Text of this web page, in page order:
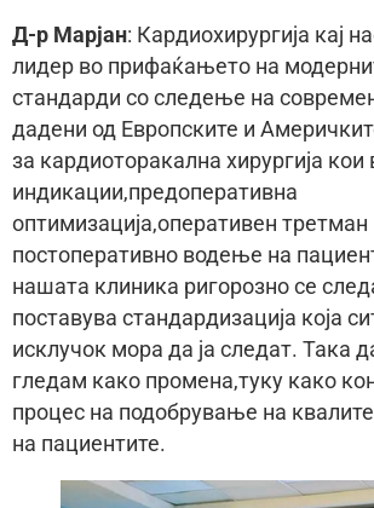
Д-р Марјан: Кардиохирургија кај
лидер во прифаќањето на
стандарди со следење на
дадени од Европските и
за кардиоторакална хирургија кои
индикации,предоперативна
оптимизација,оперативен третман
постоперативно водење на
нашата клиника ригорозно се
поставува стандардизација која
исклучок мора да ја следат. Така
гледам како промена,туку како
процес на подобрување на
на пациентите.